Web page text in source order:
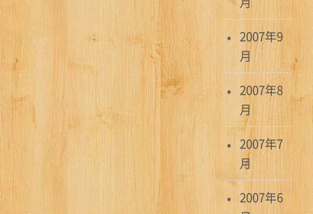
2007年9
月
2007年8
月
2007年7
月
2007年6